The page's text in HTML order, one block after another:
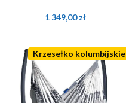
1 349,00zł
Krzesełko kolumbijskie